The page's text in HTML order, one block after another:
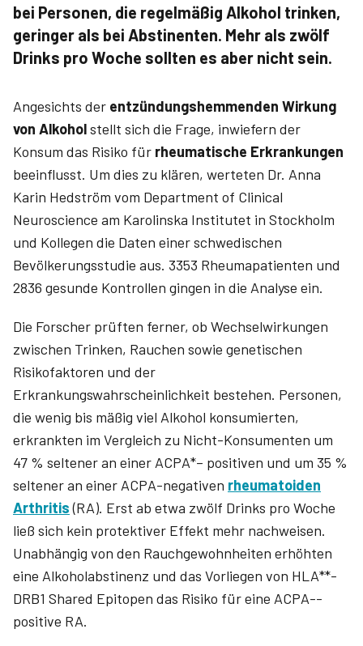
bei Personen, die regelmäßig Alkohol trinken,
geringer als bei Abstinenten. Mehr als zwölf
Drinks pro Woche sollten es aber nicht sein.
Angesichts der entzündungshemmenden Wirkung
von Alkoholstellt sich die Frage, inwiefern der
Konsum das Risiko für rheumatische Erkrankungen
beeinflusst. Um dies zu klären, werteten Dr. Anna
Karin­ Hedström­ vom Department of Clinical
Neuroscience am Karolinska Institutet in Stockholm
und Kollegen die Daten einer schwedischen
Bevölkerungsstudie aus. 3353 Rheumapatienten und
2836 gesunde Kontrollen gingen in die Analyse ein.
Die Forscher prüften ferner, ob Wechselwirkungen
zwischen Trinken, Rauchen sowie genetischen
Risikofaktoren und der
Erkrankungswahrscheinlichkeit bestehen. Personen,
die wenig bis mäßig viel Alkohol konsumierten,
erkrankten im Vergleich zu Nicht-Konsumenten um
47 % seltener an einer ACPA*– positiven und um 35 %
seltener an einer ACPA-negativen rheumatoiden
Arthritis(RA). Erst ab etwa zwölf Drinks pro Woche
ließ sich kein protektiver Effekt mehr nachweisen.
Unabhängig von den Rauchgewohnheiten erhöhten
eine Alkoholabstinenz und das Vorliegen von HLA**-
DRB1 Shared Epitopen das Risiko für eine ACPA-­
positive RA.